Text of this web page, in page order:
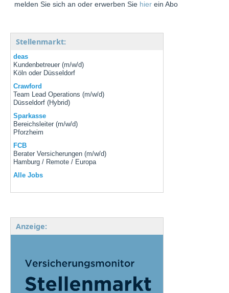
melden Sie sich an oder erwerben Sie hier ein Abo
Stellenmarkt:
deas
Kundenbetreuer (m/w/d)
Köln oder Düsseldorf
Crawford
Team Lead Operations (m/w/d)
Düsseldorf (Hybrid)
Sparkasse
Bereichsleiter (m/w/d)
Pforzheim
FCB
Berater Versicherungen (m/w/d)
Hamburg / Remote / Europa
Alle Jobs
Anzeige: